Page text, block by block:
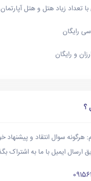
تعداد زیاد هتل و هتل
رایگان
و رایگان
؟
هرگونه سوال انتقاد و پیشنهاد
ارسال ایمیل با ما به اشتراک